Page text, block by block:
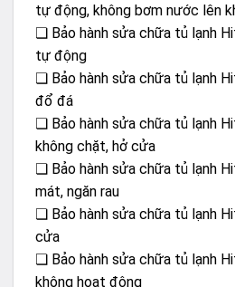
tự động, không bơm nước lên
❏ Bảo hành sửa chữa tủ lạnh
tự động
❏ Bảo hành sửa chữa tủ lạnh
đổ đá
❏ Bảo hành sửa chữa tủ lạnh
không chặt, hở cửa
❏ Bảo hành sửa chữa tủ lạnh
mát, ngăn rau
❏ Bảo hành sửa chữa tủ lạnh
cửa
❏ Bảo hành sửa chữa tủ lạnh
không hoạt động